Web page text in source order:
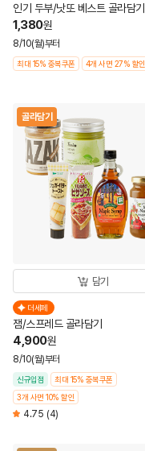
인기 두부/낫또 베스트 골라담기
1,380원
8/10(월)부터
최대 15% 중복쿠폰 4개 사면 27% 할인
골라담기
담기
더세페
잼/스프레드 골라담기
4,900원
8/10(월)부터
신규입점
최대 15% 중복쿠폰
3개 사면 10% 할인
4.75 (4)